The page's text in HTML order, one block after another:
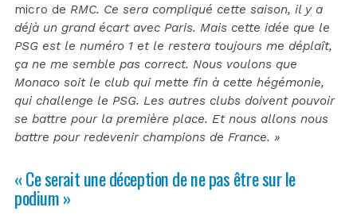
micro de RMC. Ce sera compliqué cette saison, il y a
déjà un grand écart avec Paris. Mais cette idée que le
PSG est le numéro 1 et le restera toujours me déplaît,
ça ne me semble pas correct. Nous voulons que
Monaco soit le club qui mette fin à cette hégémonie,
qui challenge le PSG. Les autres clubs doivent pouvoir
se battre pour la première place. Et nous allons nous
battre pour redevenir champions de France. »
« Ce serait une déception de ne pas être sur le
podium »